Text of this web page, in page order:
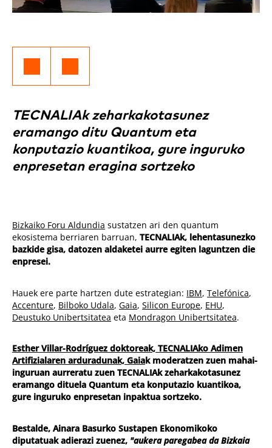
TECNALIAk zeharkakotasunez
eramango ditu Quantum eta
konputazio kuantikoa, gure inguruko
enpresetan eragina sortzeko
Bizkaiko Foru Aldundia sustatzen ari den quantum
ekosistema berriaren barruan,TECNALIAk, lehentasunezko
bazkide gisa, datozen aldaketei aurre egiten laguntzen die
enpresei.
Hauek ere parte hartzen dute estrategian: IBM,Telefónica,
Accenture, Bilboko Udala,Gaia,Silicon Europe, EHU,
Deustuko Unibertsitatea eta Mondragon Unibertsitatea.
Esther Villar-Rodríguez doktoreak, TECNALIAko Adimen
Artifizialaren arduradunak,Gaiak moderatzen zuen mahai-
inguruan aurreratu zuenTECNALIAk zeharkakotasunez
eramango dituela Quantum eta konputazio kuantikoa,
gure inguruko enpresetan inpaktua sortzeko.
Bestalde,Ainara Basurko Sustapen Ekonomikoko
diputatuak adierazi zuenez, "aukera paregabea da Bizkaia